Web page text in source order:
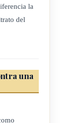
de una
de los
la
del
una